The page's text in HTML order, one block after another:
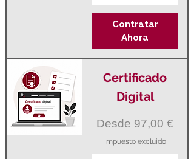
Contratar
Ahora
Certificado
Digital
Desde 97,00 €
Precio de oferta
Impuesto excluido